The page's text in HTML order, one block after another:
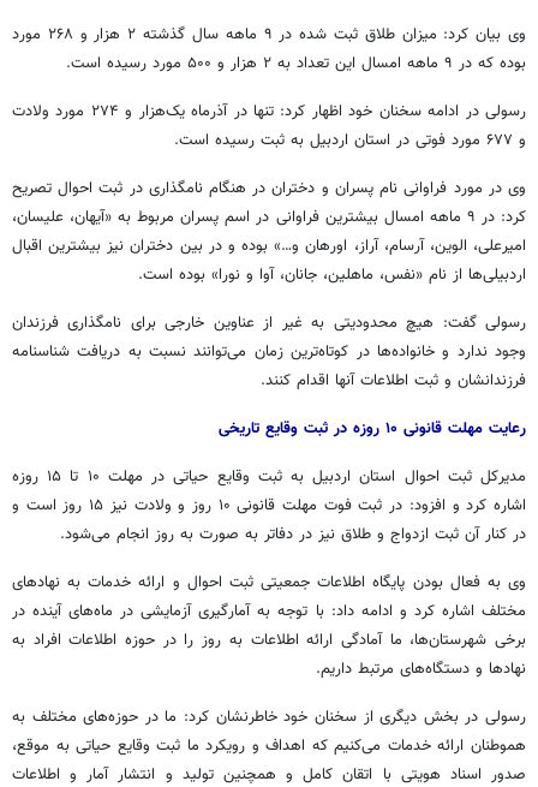
وی بیان کرد: میزان طلاق ثبت شده در ۹ ماهه سال گذشته ۲ هزار و ۲۶۸ مورد
بوده که در ۹ ماهه امسال این تعداد به ۲ هزار و ۵۰۰ مورد رسیده است.
رسولی در ادامه سخنان خود اظهار کرد: تنها در آذرماه یک‌هزار و ۲۷۴ مورد ولادت
و ۶۷۷ مورد فوتی در استان اردبیل به ثبت رسیده است.
وی در مورد فراوانی نام پسران و دختران در هنگام نامگذاری در ثبت احوال تصریح
کرد: در ۹ ماهه امسال بیشترین فراوانی در اسم پسران مربوط به «آیهان، علیسان،
امیرعلی، الوین، آرسام، آراز، اورهان و…» بوده و در بین دختران نیز بیشترین اقبال
اردبیلی‌ها از نام «نفس، ماهلین، جانان، آوا و نورا» بوده است.
رسولی گفت: هیچ محدودیتی به غیر از عناوین خارجی برای نامگذاری فرزندان
وجود ندارد و خانواده‌ها در کوتاه‌ترین زمان می‌توانند نسبت به دریافت شناسنامه
فرزندانشان و ثبت اطلاعات آنها اقدام کنند.
رعایت مهلت قانونی ۱۰ روزه در ثبت وقایع تاریخی
مدیرکل ثبت احوال استان اردبیل به ثبت وقایع حیاتی در مهلت ۱۰ تا ۱۵ روزه
اشاره کرد و افزود: در ثبت فوت مهلت قانونی ۱۰ روز و ولادت نیز ۱۵ روز است و
در کنار آن ثبت ازدواج و طلاق نیز در دفاتر به صورت به روز انجام می‌شود.
وی به فعال بودن پایگاه اطلاعات جمعیتی ثبت احوال و ارائه خدمات به نهادهای
مختلف اشاره کرد و ادامه داد: با توجه به آمارگیری آزمایشی در ماه‌های آینده در
برخی شهرستان‌ها، ما آمادگی ارائه اطلاعات به روز را در حوزه اطلاعات افراد به
نهادها و دستگاه‌های مرتبط داریم.
رسولی در بخش دیگری از سخنان خود خاطرنشان کرد: ما در حوزه‌های مختلف به
هموطنان ارائه خدمات می‌کنیم که اهداف و رویکرد ما ثبت وقایع حیاتی به موقع،
صدور اسناد هویتی با اتقان کامل و همچنین تولید و انتشار آمار و اطلاعات